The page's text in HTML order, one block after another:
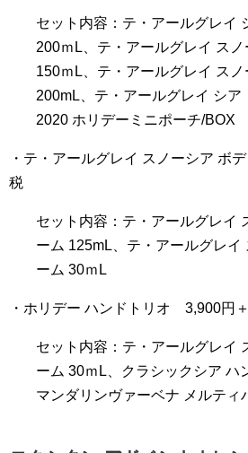
セット内容：テ・アールグレイ
200ｍL、テ・アールグレイ ス
150ｍL、テ・アールグレイ ス
200mL、テ・アールグレイ シア
2020 ホリデーミニポーチ/BOX
・テ・アールグレイ スノーシア ボ
税
セット内容：テ・アールグレイ
ーム 125mL、テ・アールグレイ
ーム 30ｍL
・ホリデー ハンドトリオ 3,900円
セット内容：テ・アールグレイ
ーム 30ｍL、クラシックシア ハ
マンダリンヴァーベナ メルティ